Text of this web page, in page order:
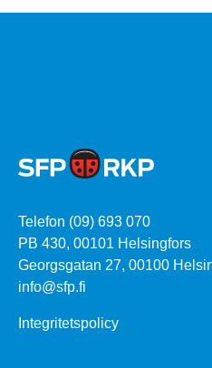
Telefon (09) 693 070
PB 430, 00101 Helsingfors
Georgsgatan 27, 00100
info@sfp.fi
Integritetspolicy